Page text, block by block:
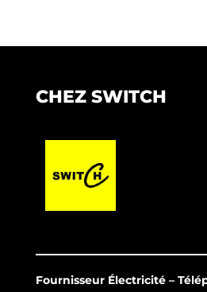
CHEZ SWITCH
Fournisseur Électricité –